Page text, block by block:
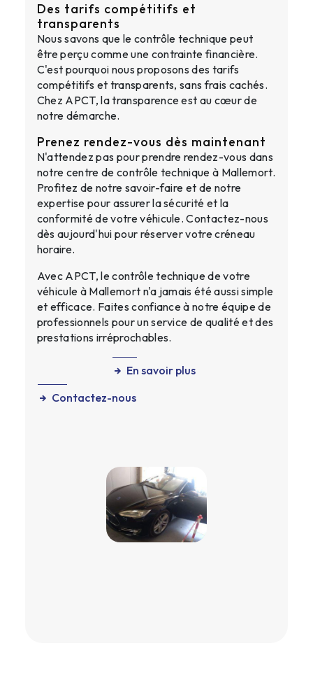
Des tarifs compétitifs et
transparents
Nous savons que le contrôle technique peut
être perçu comme une contrainte financière.
C'est pourquoi nous proposons des tarifs
compétitifs et transparents, sans frais cachés.
Chez APCT, la transparence est au cœur de
notre démarche.
Prenez rendez-vous dès maintenant
N'attendez pas pour prendre rendez-vous dans
notre centre de contrôle technique à Mallemort.
Profitez de notre savoir-faire et de notre
expertise pour assurer la sécurité et la
conformité de votre véhicule. Contactez-nous
dès aujourd'hui pour réserver votre créneau
horaire.
Avec APCT, le contrôle technique de votre
véhicule à Mallemort n'a jamais été aussi simple
et efficace. Faites confiance à notre équipe de
professionnels pour un service de qualité et des
prestations irréprochables.
En savoir plus
Contactez-nous